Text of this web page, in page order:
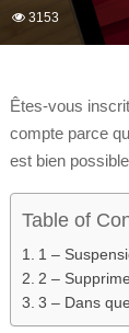
3153
Êtes-vous
compte parce
est bien
Table of
1 –
2 –
3 – Dans